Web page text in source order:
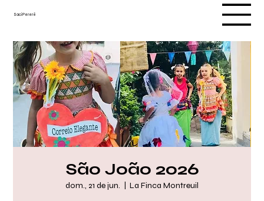
Saci Pererê
São João 2026
dom., 21 de jun. La Finca Montreuil